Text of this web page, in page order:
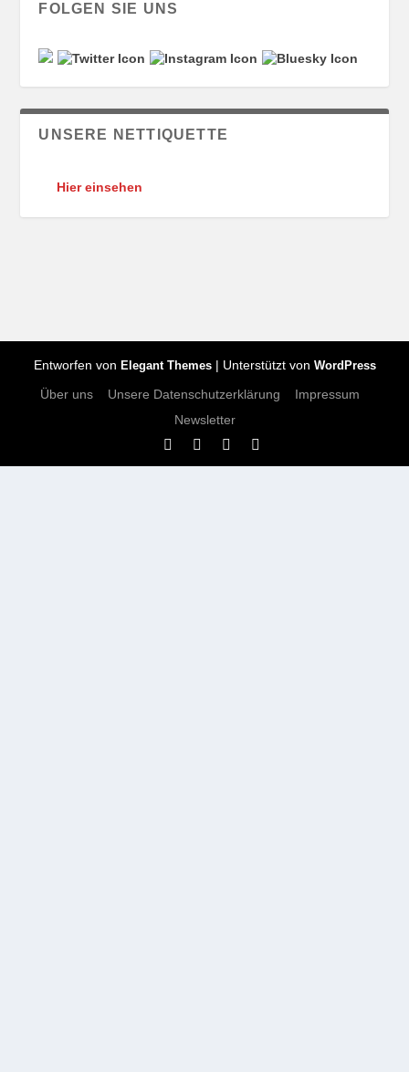
FOLGEN SIE UNS
UNSERE NETTIQUETTE
Hier einsehen
Entworfen von Elegant Themes| Unterstützt von WordPress
Über uns Unsere Datenschutzerklärung
Impressum
Newsletter